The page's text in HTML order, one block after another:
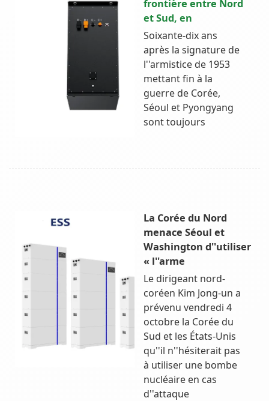
frontière entre Nord
et Sud, en
Soixante-dix ans
après la signature de
l''armistice de 1953
mettant fin à la
guerre de Corée,
Séoul et Pyongyang
sont toujours
La Corée du Nord
menace Séoul et
Washington d''utiliser
« l''arme
Le dirigeant nord-
coréen Kim Jong-un a
prévenu vendredi 4
octobre la Corée du
Sud et les États-Unis
qu''il n''hésiterait pas
à utiliser une bombe
nucléaire en cas
d''attaque